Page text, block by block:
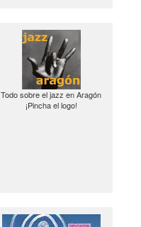
Todo sobre el jazz en Aragón
¡Pincha el logo!